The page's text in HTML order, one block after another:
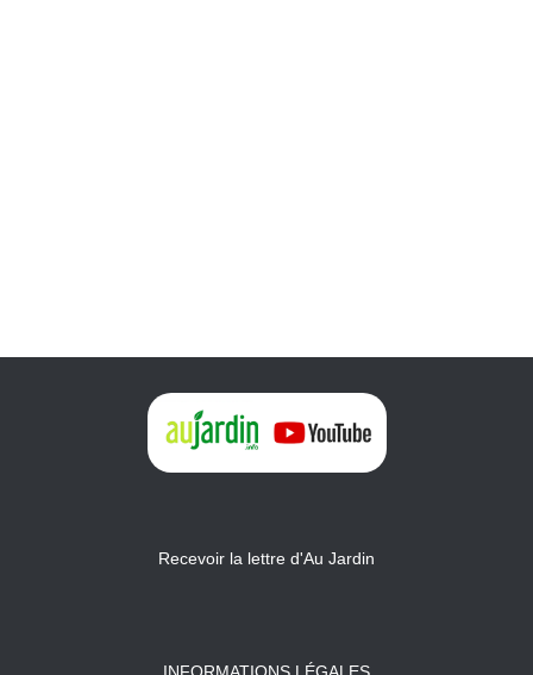
Recevoir la lettre d'Au Jardin